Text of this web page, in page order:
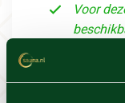
Voor